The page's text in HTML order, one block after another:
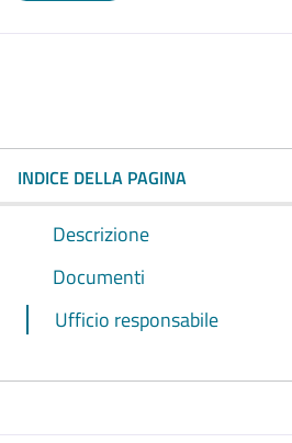
INDICE DELLA PAGINA
Descrizione
Documenti
Ufficio responsabile